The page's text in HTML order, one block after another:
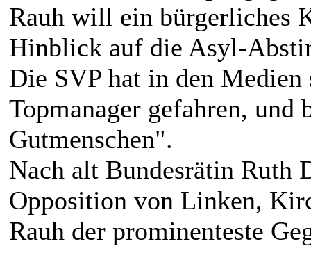
Rauh will ein bürgerliches
Hinblick auf die Asyl-
Die SVP hat in den Medien
Topmanager gefahren,
Gutmenschen".
Nach alt Bundesrätin Ruth
Opposition von Linken,
Rauh der prominenteste